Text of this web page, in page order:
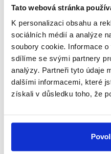
Tato webová stránka
K personalizaci obsahu a
sociálních médií a analýze
soubory cookie. Informace
sdílíme se svými partnery
analýzy. Partneři tyto údaje
dalšími informacemi, které
získali v důsledku toho, že
Newsletter
Sociální sítě
Nenechte si ujít
z Demagog.cz.
příspěvků přátelům